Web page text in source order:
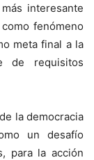
interesante
fenómeno
meta final a la
de requisitos
la democracia
un desafío
para la acción